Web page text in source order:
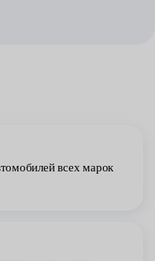
всех марок